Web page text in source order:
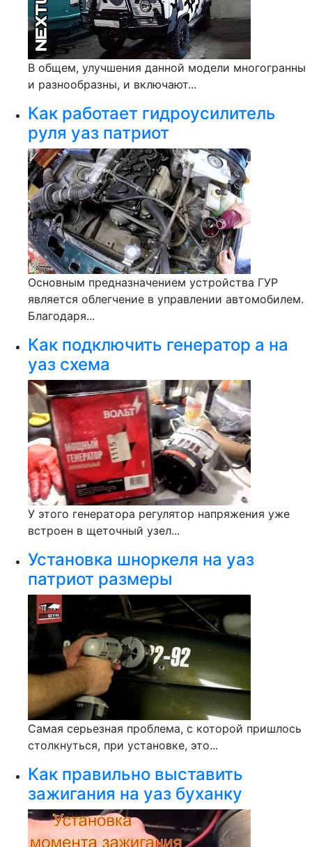
В общем, улучшения данной модели многогранны
и разнообразны, и включают...
Как работает гидроусилитель
руля уаз патриот
Основным предназначением устройства ГУР
является облегчение в управлении автомобилем.
Благодаря...
Как подключить генератор а на
уаз схема
У этого генератора регулятор напряжения уже
встроен в щеточный узел...
Установка шноркеля на уаз
патриот размеры
Самая серьезная проблема, с которой пришлось
столкнуться, при установке, это...
Как правильно выставить
зажигания на уаз буханку